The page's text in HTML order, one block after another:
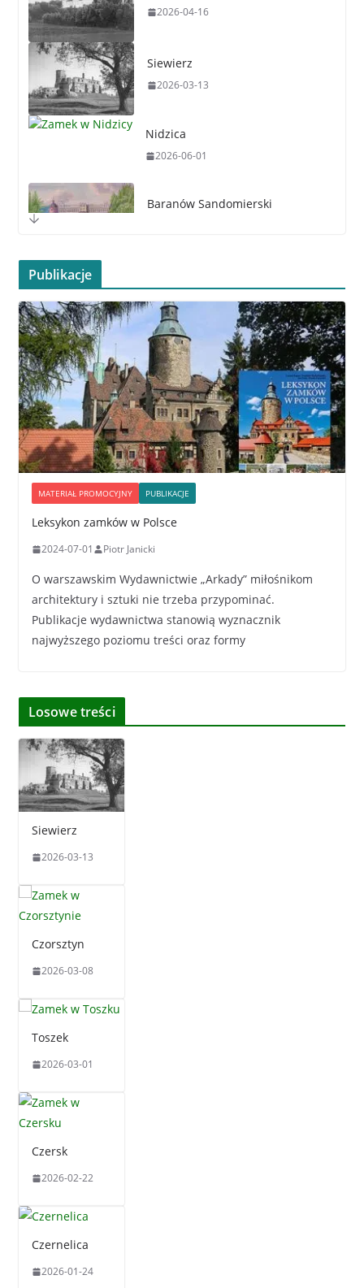
Publikacje
MATERIAŁ PROMOCYJNY PUBLIKACJE
Leksykon zamków w Polsce
2024-07-01 Piotr Janicki
O warszawskim Wydawnictwie „Arkady” miłośnikom
architektury i sztuki nie trzeba przypominać.
Publikacje wydawnictwa stanowią wyznacznik
najwyższego poziomu treści oraz formy
Losowe treści
Siewierz
2026-03-13
Czorsztyn
2026-03-08
Toszek
2026-03-01
Czersk
2026-02-22
Czernelica
2026-01-24